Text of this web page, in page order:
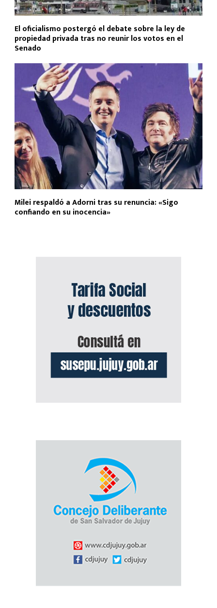
El oficialismo postergó el debate sobre la ley de
propiedad privada tras no reunir los votos en el
Senado
Milei respaldó a Adorni tras su renuncia: «Sigo
confiando en su inocencia»